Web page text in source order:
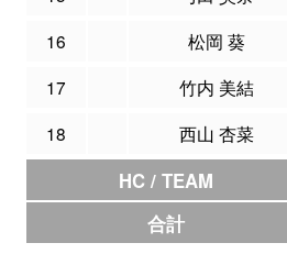
16
松岡 葵
17
竹内 美結
18
西山 杏菜
HC / TEAM
合計